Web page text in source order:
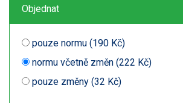
Objednat
pouze normu (190 Kč)
normu včetně změn (222 Kč)
pouze změny (32 Kč)